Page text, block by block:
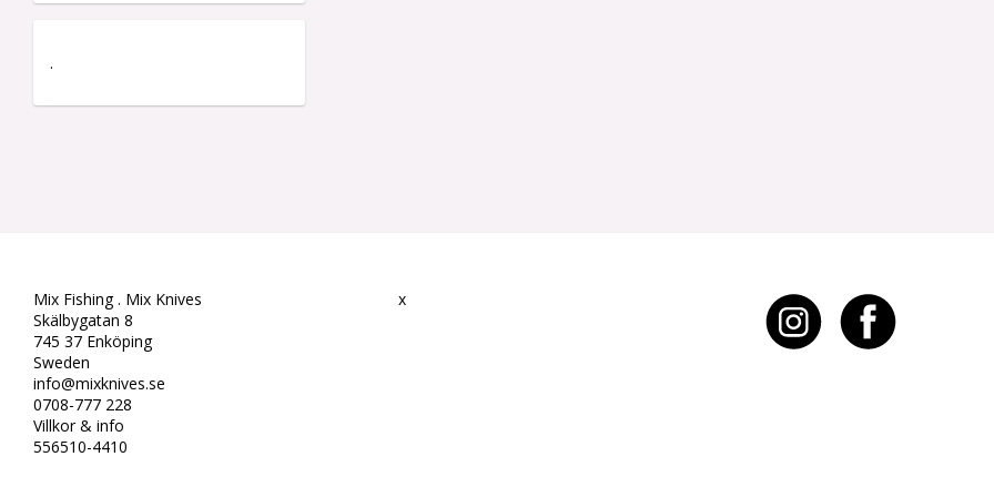
.
Mix Fishing . Mix Knives
Skälbygatan 8
745 37 Enköping
Sweden
info@mixknives.se
0708-777 228
Villkor & info
556510-4410
x